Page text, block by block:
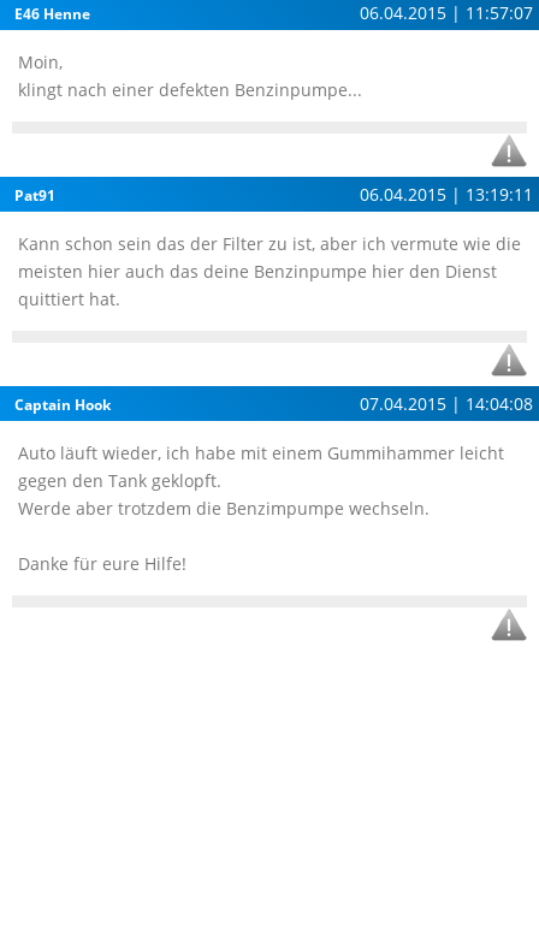
E46 Henne 06.04.2015 | 11:57:07
Moin,
klingt nach einer defekten Benzinpumpe...
Pat91 06.04.2015 | 13:19:11
Kann schon sein das der Filter zu ist, aber ich vermute wie die
meisten hier auch das deine Benzinpumpe hier den Dienst
quittiert hat.
Captain Hook 07.04.2015 | 14:04:08
Auto läuft wieder, ich habe mit einem Gummihammer leicht
gegen den Tank geklopft.
Werde aber trotzdem die Benzimpumpe wechseln.
Danke für eure Hilfe!